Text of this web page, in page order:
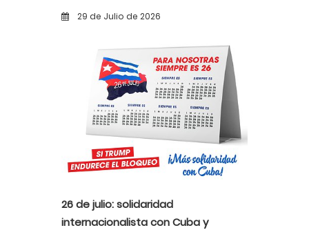
29 de Julio de 2026
26 de julio: solidaridad
internacionalista con Cuba y